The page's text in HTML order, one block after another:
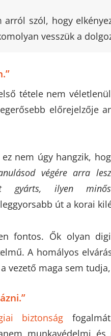
szól, hogy
vesszük a
tétele nem
előrejelzője
nem úgy hangzik,
végére arra
gyárts, ilyen
út a korai
fontos. Ők olyan
A homályos
vezető maga sem
biztonság